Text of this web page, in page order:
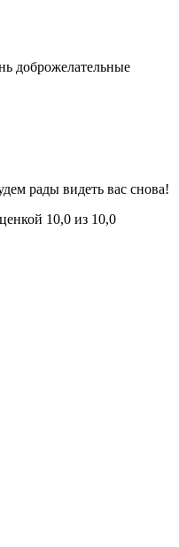
доброжелательные
рады видеть вас снова!
10,0 из 10,0